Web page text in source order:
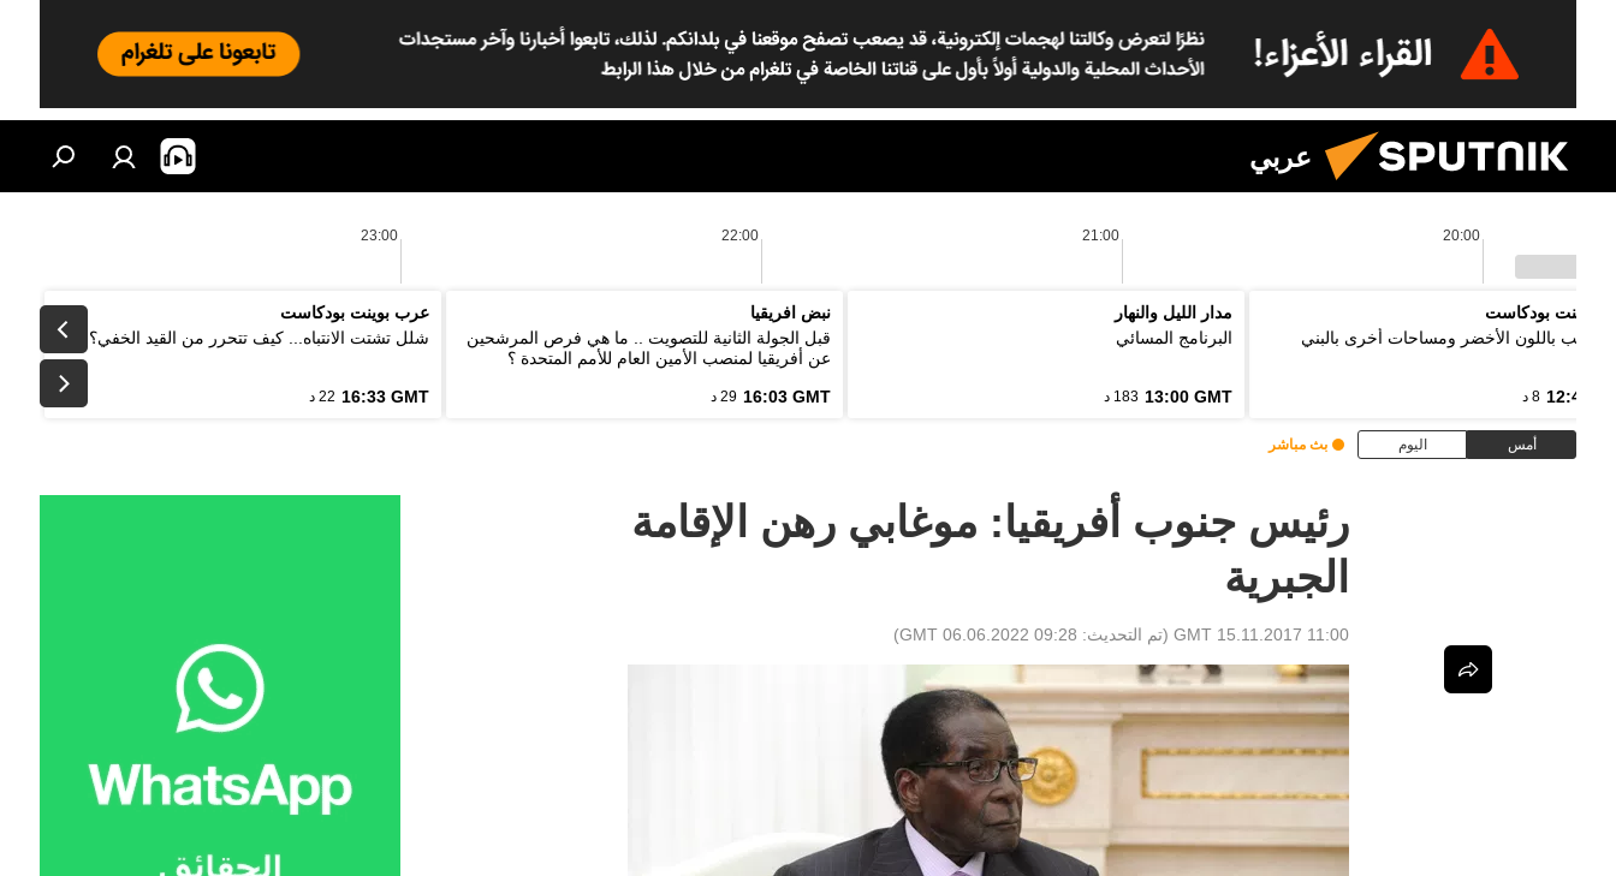
عربي
20:00
21:00
22:00
23:00
بوينت بودكاست
الألب باللون الأخضر ومساحات أخرى بالبني
12:48 8 د
مدار الليل والنهار
البرنامج المسائي
13:00 GMT 183 د
نبض افريقيا
قبل الجولة الثانية للتصويت .. ما هي فرص المرشحين
عن أفريقيا لمنصب الأمين العام للأمم المتحدة ؟
16:03 GMT 29 د
عرب بوينت بودكاست
شلل تشتت الانتباه... كيف تتحرر من القيد الخفي؟
16:33 GMT 22 د
أمس اليوم بث مباشر
رئيس جنوب أفريقيا: موغابي رهن الإقامة
الجبرية
11:00 GMT 15.11.2017 (تم التحديث: 09:28 GMT 06.06.2022
)